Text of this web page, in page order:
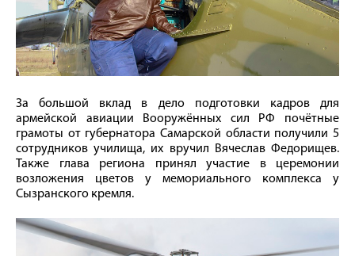
За большой вклад в дело подготовки кадров для
армейской авиации Вооружённых сил РФ почётные
грамоты от губернатора Самарской области получили 5
сотрудников училища, их вручил Вячеслав Федорищев.
Также глава региона принял участие в церемонии
возложения цветов у мемориального комплекса у
Сызранского кремля.